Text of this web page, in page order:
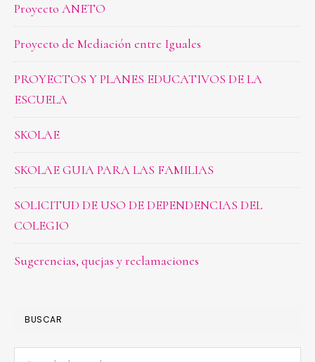
Proyecto ANETO
Proyecto de Mediación entre Iguales
PROYECTOS Y PLANES EDUCATIVOS DE LA
ESCUELA
SKOLAE
SKOLAE GUIA PARA LAS FAMILIAS
SOLICITUD DE USO DE DEPENDENCIAS DEL
COLEGIO
Sugerencias, quejas y reclamaciones
BUSCAR